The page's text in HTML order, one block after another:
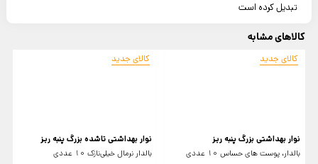
تبدیل کرده است
کالاهای مشابه
کالای جدید
نوار بهداشتی بزرگ پنبه ریز
بالدار، پوست های حساس 10 عددی
کالای جدید
نوار بهداشتی تاشده بزرگ پنبه ریز
بالدار نرمال خیلی‌نازک 10 عددی